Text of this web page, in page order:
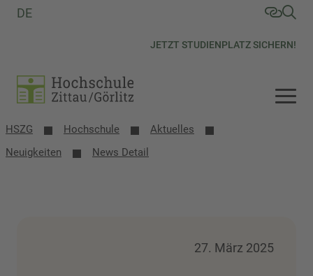
JETZT STUDIENPLATZ SICHERN!
DE
HSZG Hochschule
Aktuelles
Neuigkeiten
News Detail
27. März 2025